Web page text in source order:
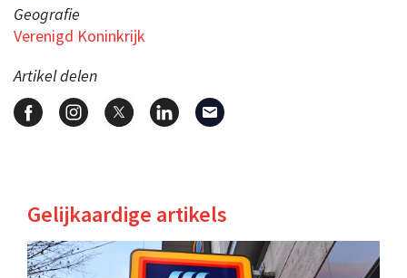
Geografie
Verenigd Koninkrijk
Artikel delen
Gelijkaardige artikels